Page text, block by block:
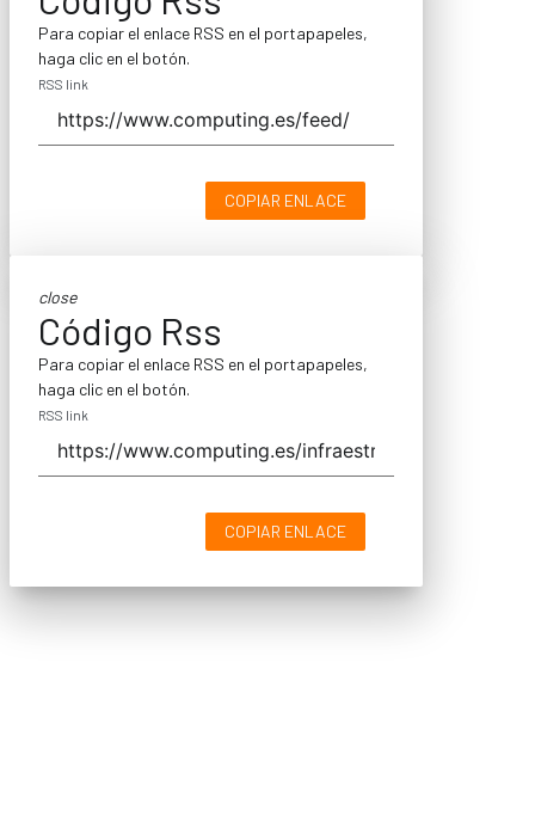
Para copiar el enlace RSS en el portapapeles,
haga clic en el botón.
RSS link
COPIAR ENLACE
close
Código Rss
Para copiar el enlace RSS en el portapapeles,
haga clic en el botón.
RSS link
COPIAR ENLACE